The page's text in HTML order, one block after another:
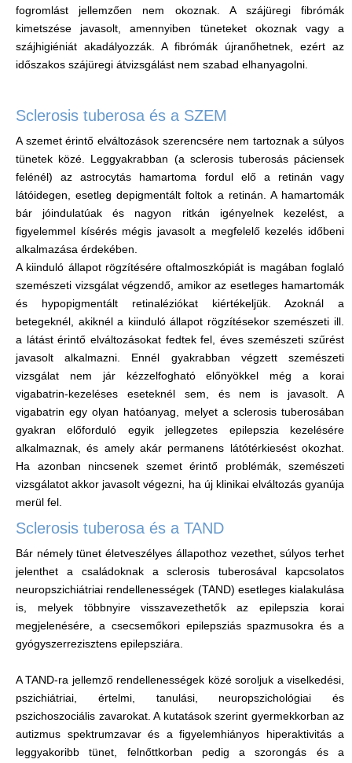
fogromlást jellemzően nem okoznak. A szájüregi fibrómák
kimetszése javasolt, amennyiben tüneteket okoznak vagy a
szájhigiéniát akadályozzák. A fibrómák újranőhetnek, ezért az
időszakos szájüregi átvizsgálást nem szabad elhanyagolni.
Sclerosis tuberosa és a SZEM
A szemet érintő elváltozások szerencsére nem tartoznak a súlyos
tünetek közé. Leggyakrabban (a sclerosis tuberosás páciensek
felénél) az astrocytás hamartoma fordul elő a retinán vagy
látóidegen, esetleg depigmentált foltok a retinán. A hamartomák
bár jóindulatúak és nagyon ritkán igényelnek kezelést, a
figyelemmel kísérés mégis javasolt a megfelelő kezelés időbeni
alkalmazása érdekében.
A kiinduló állapot rögzítésére oftalmoszkópiát is magában foglaló
szemészeti vizsgálat végzendő, amikor az esetleges hamartomák
és hypopigmentált retinaléziókat kiértékeljük. Azoknál a
betegeknél, akiknél a kiinduló állapot rögzítésekor szemészeti ill.
a látást érintő elváltozásokat fedtek fel, éves szemészeti szűrést
javasolt alkalmazni. Ennél gyakrabban végzett szemészeti
vizsgálat nem jár kézzelfogható előnyökkel még a korai
vigabatrin-kezeléses eseteknél sem, és nem is javasolt. A
vigabatrin egy olyan hatóanyag, melyet a sclerosis tuberosában
gyakran előforduló egyik jellegzetes epilepszia kezelésére
alkalmaznak, és amely akár permanens látótérkiesést okozhat.
Ha azonban nincsenek szemet érintő problémák, szemészeti
vizsgálatot akkor javasolt végezni, ha új klinikai elváltozás gyanúja
merül fel.
Sclerosis tuberosa és a TAND
Bár némely tünet életveszélyes állapothoz vezethet, súlyos terhet
jelenthet a családoknak a sclerosis tuberosával kapcsolatos
neuropszichiátriai rendellenességek (TAND) esetleges kialakulása
is, melyek többnyire visszavezethetők az epilepszia korai
megjelenésére, a csecsemőkori epilepsziás spazmusokra és a
gyógyszerrezisztens epilepsziára.
A TAND-ra jellemző rendellenességek közé soroljuk a viselkedési,
pszichiátriai, értelmi, tanulási, neuropszichológiai és
pszichoszociális zavarokat. A kutatások szerint gyermekkorban az
autizmus spektrumzavar és a figyelemhiányos hiperaktivitás a
leggyakoribb tünet, felnőttkorban pedig a szorongás és a